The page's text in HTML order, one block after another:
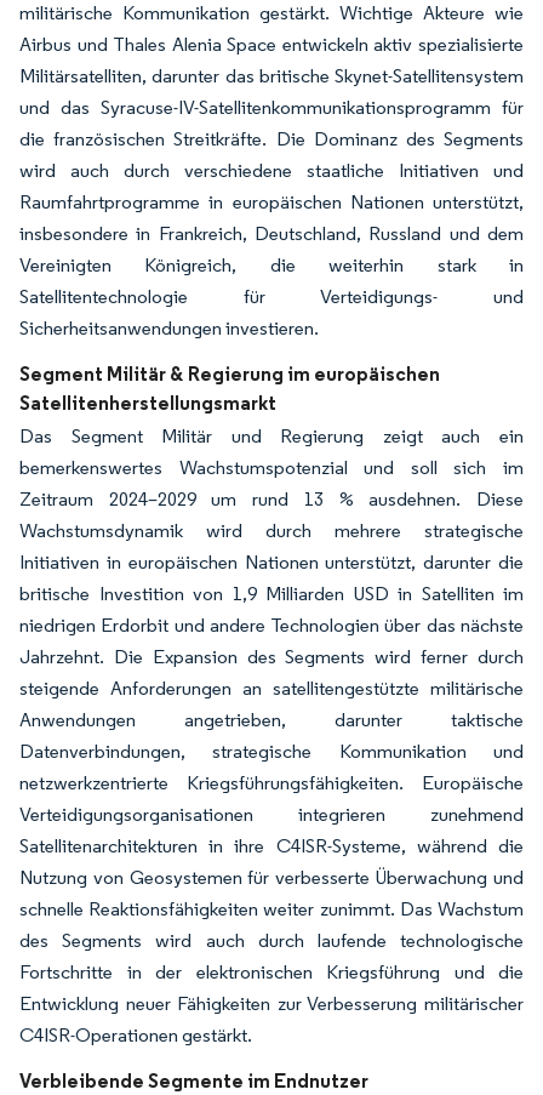
militärische Kommunikation gestärkt. Wichtige Akteure wie
Airbus und Thales Alenia Space entwickeln aktiv spezialisierte
Militärsatelliten, darunter das britische Skynet-Satellitensystem
und das Syracuse-IV-Satellitenkommunikationsprogramm für
die französischen Streitkräfte. Die Dominanz des Segments
wird auch durch verschiedene staatliche Initiativen und
Raumfahrtprogramme in europäischen Nationen unterstützt,
insbesondere in Frankreich, Deutschland, Russland und dem
Vereinigten Königreich, die weiterhin stark in
Satellitentechnologie für Verteidigungs- und
Sicherheitsanwendungen investieren.
Segment Militär & Regierung im europäischen
Satellitenherstellungsmarkt
Das Segment Militär und Regierung zeigt auch ein
bemerkenswertes Wachstumspotenzial und soll sich im
Zeitraum 2024–2029 um rund 13 % ausdehnen. Diese
Wachstumsdynamik wird durch mehrere strategische
Initiativen in europäischen Nationen unterstützt, darunter die
britische Investition von 1,9 Milliarden USD in Satelliten im
niedrigen Erdorbit und andere Technologien über das nächste
Jahrzehnt. Die Expansion des Segments wird ferner durch
steigende Anforderungen an satellitengestützte militärische
Anwendungen angetrieben, darunter taktische
Datenverbindungen, strategische Kommunikation und
netzwerkzentrierte Kriegsführungsfähigkeiten. Europäische
Verteidigungsorganisationen integrieren zunehmend
Satellitenarchitekturen in ihre C4ISR-Systeme, während die
Nutzung von Geosystemen für verbesserte Überwachung und
schnelle Reaktionsfähigkeiten weiter zunimmt. Das Wachstum
des Segments wird auch durch laufende technologische
Fortschritte in der elektronischen Kriegsführung und die
Entwicklung neuer Fähigkeiten zur Verbesserung militärischer
C4ISR-Operationen gestärkt.
Verbleibende Segmente im Endnutzer